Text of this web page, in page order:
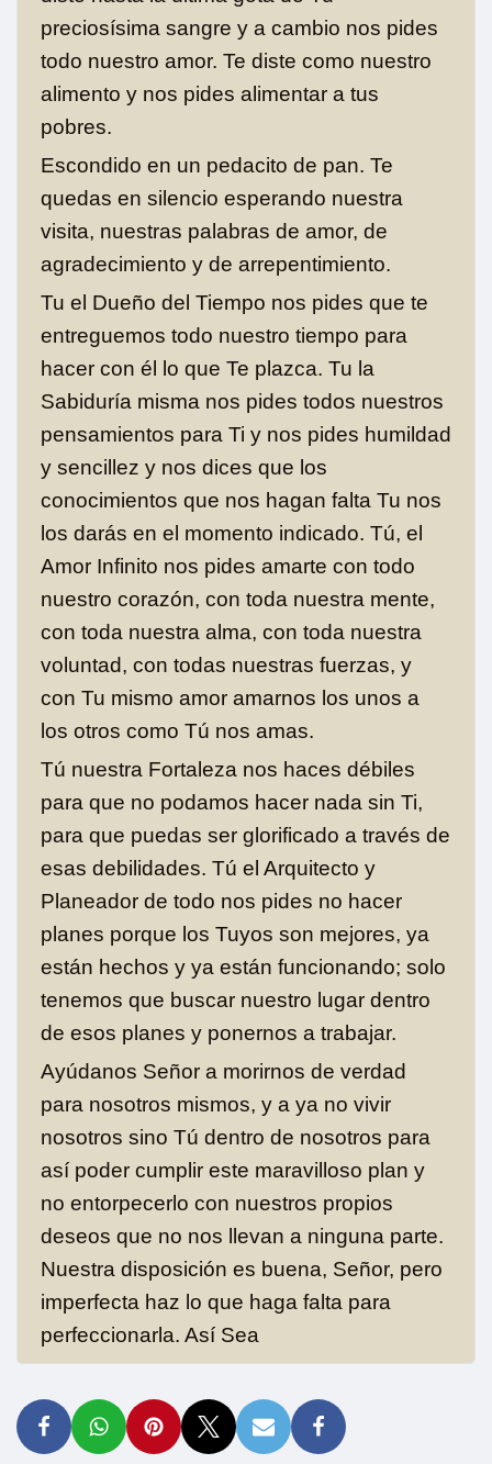
preciosísima sangre y a cambio nos pides
todo nuestro amor. Te diste como nuestro
alimento y nos pides alimentar a tus
pobres.
Escondido en un pedacito de pan. Te
quedas en silencio esperando nuestra
visita, nuestras palabras de amor, de
agradecimiento y de arrepentimiento.
Tu el Dueño del Tiempo nos pides que te
entreguemos todo nuestro tiempo para
hacer con él lo que Te plazca. Tu la
Sabiduría misma nos pides todos nuestros
pensamientos para Ti y nos pides humildad
y sencillez y nos dices que los
conocimientos que nos hagan falta Tu nos
los darás en el momento indicado. Tú, el
Amor Infinito nos pides amarte con todo
nuestro corazón, con toda nuestra mente,
con toda nuestra alma, con toda nuestra
voluntad, con todas nuestras fuerzas, y
con Tu mismo amor amarnos los unos a
los otros como Tú nos amas.
Tú nuestra Fortaleza nos haces débiles
para que no podamos hacer nada sin Ti,
para que puedas ser glorificado a través de
esas debilidades. Tú el Arquitecto y
Planeador de todo nos pides no hacer
planes porque los Tuyos son mejores, ya
están hechos y ya están funcionando; solo
tenemos que buscar nuestro lugar dentro
de esos planes y ponernos a trabajar.
Ayúdanos Señor a morirnos de verdad
para nosotros mismos, y a ya no vivir
nosotros sino Tú dentro de nosotros para
así poder cumplir este maravilloso plan y
no entorpecerlo con nuestros propios
deseos que no nos llevan a ninguna parte.
Nuestra disposición es buena, Señor, pero
imperfecta haz lo que haga falta para
perfeccionarla. Así Sea